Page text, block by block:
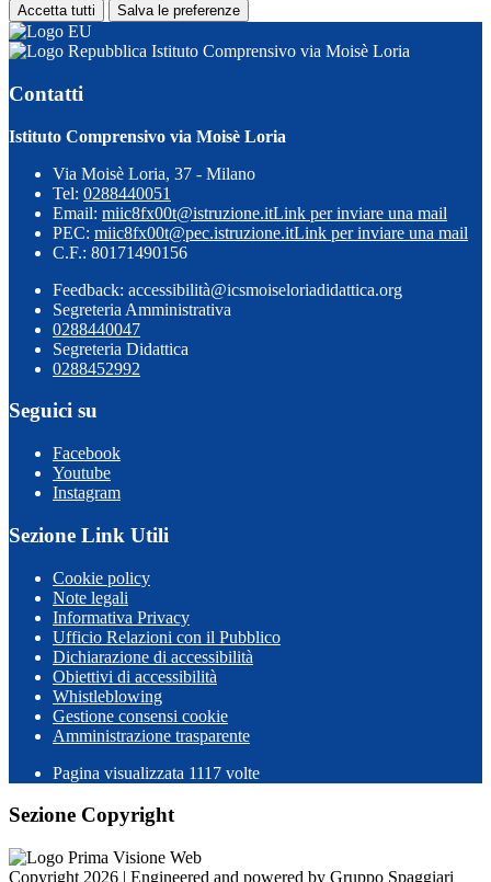
Accetta tutti Salva le preferenze
Istituto Comprensivo via Moisè Loria
Contatti
Istituto Comprensivo via Moisè Loria
Via Moisè Loria, 37 - Milano
Tel: 0288440051
Email: miic8fx00t@istruzione.itLink per inviare una mail
PEC: miic8fx00t@pec.istruzione.itLink per inviare una mail
C.F.: 80171490156
Feedback: accessibilità@icsmoiseloriadidattica.org
Segreteria Amministrativa
0288440047
Segreteria Didattica
0288452992
Seguici su
Facebook
Youtube
Instagram
Sezione Link Utili
Cookie policy
Note legali
Informativa Privacy
Ufficio Relazioni con il Pubblico
Dichiarazione di accessibilità
Obiettivi di accessibilità
Whistleblowing
Gestione consensi cookie
Amministrazione trasparente
Pagina visualizzata 1117 volte
Sezione Copyright
Copyright 2026 | Engineered and powered by Gruppo Spaggiari